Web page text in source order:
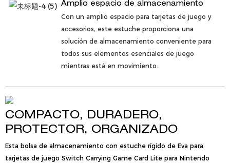
Amplio espacio de almacenamiento
Con un amplio espacio para tarjetas de juego y
accesorios, este estuche proporciona una
solución de almacenamiento conveniente para
todos sus elementos esenciales de juego
mientras está en movimiento.
COMPACTO, DURADERO,
PROTECTOR, ORGANIZADO
Esta bolsa de almacenamiento con estuche rígido de Eva para
tarjetas de juego Switch Carrying Game Card Lite para Nintendo